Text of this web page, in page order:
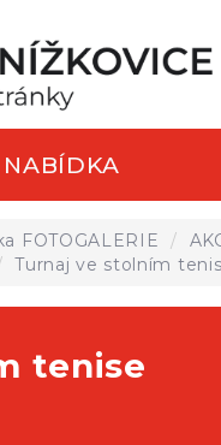
FOTOGALERIE
Turnaj ve stolním
tenise